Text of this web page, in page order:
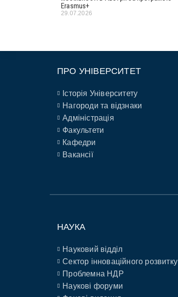
Erasmus+
29.07.2026
ПРО УНІВЕРСИТЕТ
Історія Університету
Нагороди та відзнаки
Адміністрація
Факультети
Кафедри
Вакансії
НАУКА
Науковий відділ
Сектор інноваційного розвитку
Проблемна НДР
Наукові форуми